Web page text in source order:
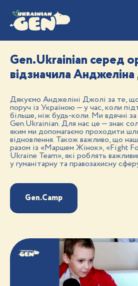
Gen.Ukrainian серед
відзначила
Дякуємо Анджеліні Джолі за те,
поруч із Україною — у час, коли
більше, ніж будь-коли. Ми вдячні за
Gen.Ukrainian. Для нас це — знак
яким ми допомагаємо проходити
відновлення. Також важливо, що
разом із «Маршем Жінок», «Fight
Ukraine Team», які роблять
у гуманітарну та правозахисну
Gen.Camp